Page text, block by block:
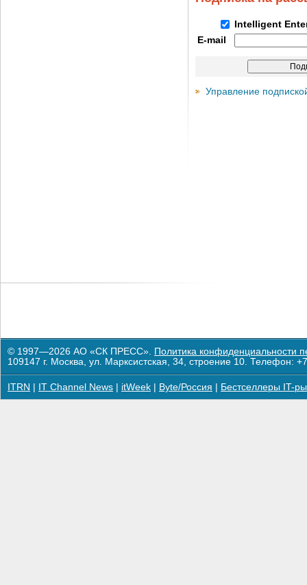
Intelligent
E-mail
Управление
© 1997—2026 АО «СК ПРЕСС». Политика конфиденциальности
109147 г. Москва, ул. Марксистская, 34, строение 10. Телефон:
ITRN IT Channel News itWeek Byte/Россия Бестселлеры IT-